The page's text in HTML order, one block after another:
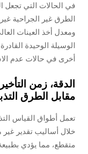
في الحالات التي تجعل
الطرق غير الجراحية
ومعدل أخذ العينات
الوسيلة الوحيدة
أخرى في حالات عدم
مقابل الطرق
تعمل أطواق القياس
خلال أساليب تقدير
متقطع، مما يؤدي